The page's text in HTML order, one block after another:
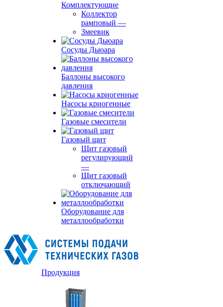
Комплектующие
Коллектор
рамповый —
Змеевик
Сосуды Дьюара
Баллоны высокого
давления
Насосы криогенные
Газовые смесители
Газовый щит
Щит газовый
регулирующий
—
Щит газовый
отключающий
Оборудование для
металлообработки
Продукция